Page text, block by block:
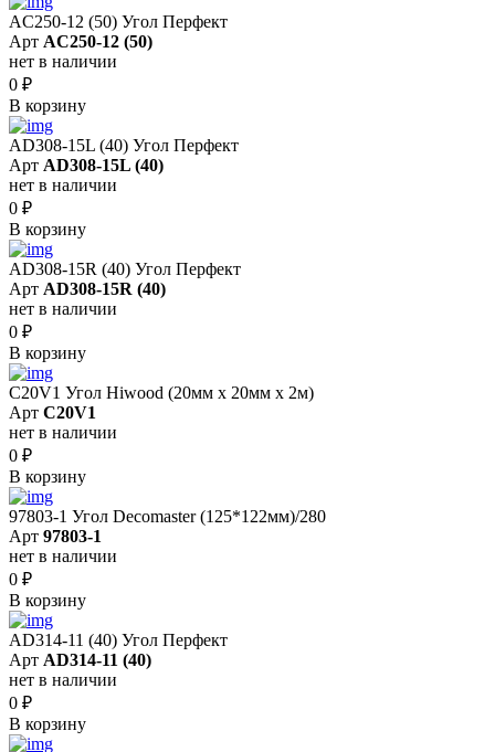
AC250-12 (50) Угол Перфект
Арт AC250-12 (50)
нет в наличии
0 ₽
В корзину
AD308-15L (40) Угол Перфект
Арт AD308-15L (40)
нет в наличии
0 ₽
В корзину
AD308-15R (40) Угол Перфект
Арт AD308-15R (40)
нет в наличии
0 ₽
В корзину
C20V1 Угол Hiwood (20мм х 20мм х 2м)
Арт C20V1
нет в наличии
0 ₽
В корзину
97803-1 Угол Decomaster (125*122мм)/280
Арт 97803-1
нет в наличии
0 ₽
В корзину
AD314-11 (40) Угол Перфект
Арт AD314-11 (40)
нет в наличии
0 ₽
В корзину